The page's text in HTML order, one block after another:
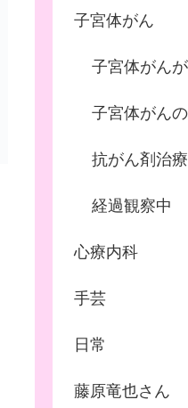
子宮体がん
子宮体がん
子宮体がん
抗がん剤治療
経過観察中
心療内科
手芸
日常
藤原竜也さん